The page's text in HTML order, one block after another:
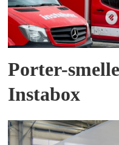
Porter-
Instabox